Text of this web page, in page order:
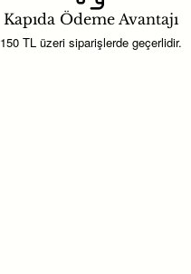
Kapıda Ödeme Avantajı
150 TL üzeri siparişlerde geçerlidir.